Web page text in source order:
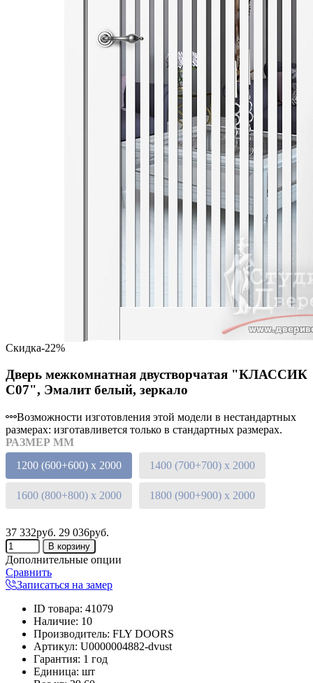
Скидка-22%
Дверь межкомнатная двустворчатая "КЛАССИК
C07", Эмалит белый, зеркало
Возможности изготовления этой модели в нестандартных
размерах: изготавливется только в стандартных размерах.
РАЗМЕР ММ
1200 (600+600) х 2000
1400 (700+700) х 2000
1600 (800+800) х 2000 1800 (900+900) х 2000
37 332руб. 29 036руб.
Дополнительные опции
Сравнить
Записаться на замер
ID товара: 41079
Наличие: 10
Производитель: FLY DOORS
Артикул: U0000004882-dvust
Гарантия: 1 год
Единица: шт